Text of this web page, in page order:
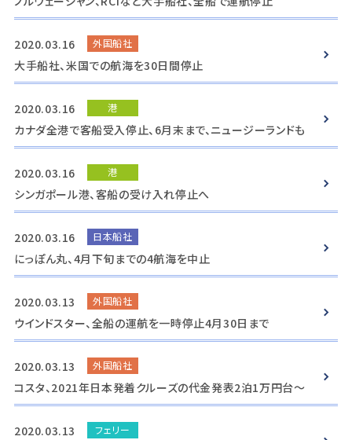
2020.03.16 外国船社
大手船社、米国での航海を30日間停止
2020.03.16 港
カナダ全港で客船受入停止、6月末まで、ニュージーランドも
2020.03.16 港
シンガポール港、客船の受け入れ停止へ
2020.03.16 日本船社
にっぽん丸、4月下旬までの4航海を中止
2020.03.13 外国船社
ウインドスター、全船の運航を一時停止4月30日まで
2020.03.13 外国船社
コスタ、2021年日本発着クルーズの代金発表2泊1万円台～
2020.03.13 フェリー